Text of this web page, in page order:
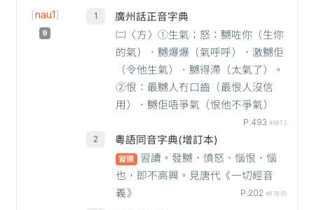
[nau1]
9
廣州話正音字典
㈡〈方〉①生氣；怒：嬲咗你（生你
的氣）．嬲爆爆（氣呼呼）．激嬲佢
（令他生氣）．嬲得滯（太氣了）。
②恨：最嬲人冇口齒（最恨人沒信
用）．嬲佢唔爭氣（恨他不爭氣）
P.493 #6813
粵語同音字典(增訂本)
習讀
習讀。發嬲，憤怒、惱恨，惱
也，即不高興。見唐代《一切經音
義》
P.202 #07095